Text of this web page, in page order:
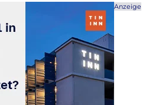
Anzeige